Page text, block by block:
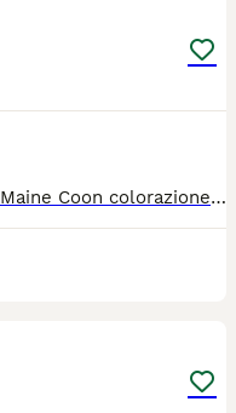
Disponibile splendido cucciolo di Maine Coon colorazione Blu Smoke (sottopelo bianco con effetto fumo) da imponenti linee russe (tratti marcati e grandi ciuffi sulle orecchie). Genitori: Visibili e testati negativi FIV/FeLV e HCM (cardiopatia). Pedigree: Ceduto senza pedigree esclusivamente come animale da compagnia. Il cucciolo verrà consegnato con: Libretto sanitario Ciclo di sverminazione e primo vaccino Già svezzato e abituato alla lettiera